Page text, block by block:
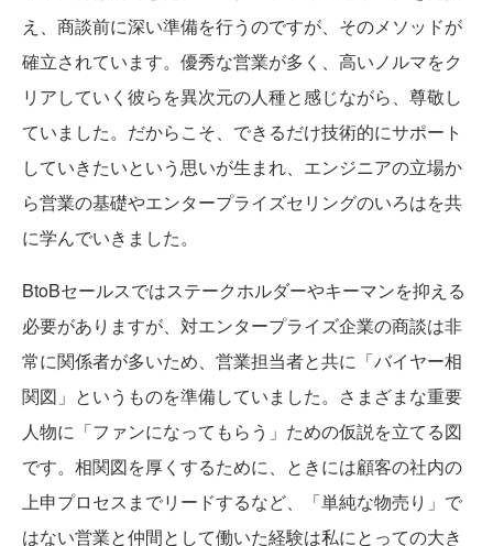
え、商談前に深い準備を行うのですが、そのメソッドが
確立されています。優秀な営業が多く、高いノルマをク
リアしていく彼らを異次元の人種と感じながら、尊敬し
ていました。だからこそ、できるだけ技術的にサポート
していきたいという思いが生まれ、エンジニアの立場か
ら営業の基礎やエンタープライズセリングのいろはを共
に学んでいきました。
BtoBセールスではステークホルダーやキーマンを抑える
必要がありますが、対エンタープライズ企業の商談は非
常に関係者が多いため、営業担当者と共に「バイヤー相
関図」というものを準備していました。さまざまな重要
人物に「ファンになってもらう」ための仮説を立てる図
です。相関図を厚くするために、ときには顧客の社内の
上申プロセスまでリードするなど、「単純な物売り」で
はない営業と仲間として働いた経験は私にとっての大き